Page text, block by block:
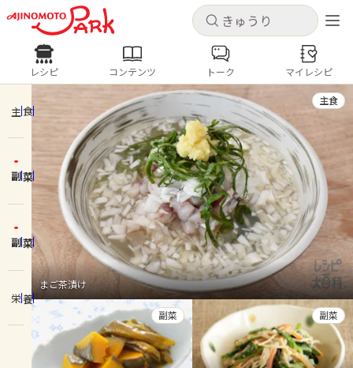
キャンセル
ログインするとレシピを保存できます
ログイン 新規登録
ホーム
コンテンツ
レシピ
トーク
よくあるお問い合わせ
キャンセル
レシピ コンテンツ
人気の食材・レシピ
きゅうり なす トマト
とうもろこし
ピーマン
みょうが ゴーヤ
レシピ コンテンツ トーク マイレシピ
主食
副菜
副菜
栄養
まご茶漬け
主食
副菜 副菜